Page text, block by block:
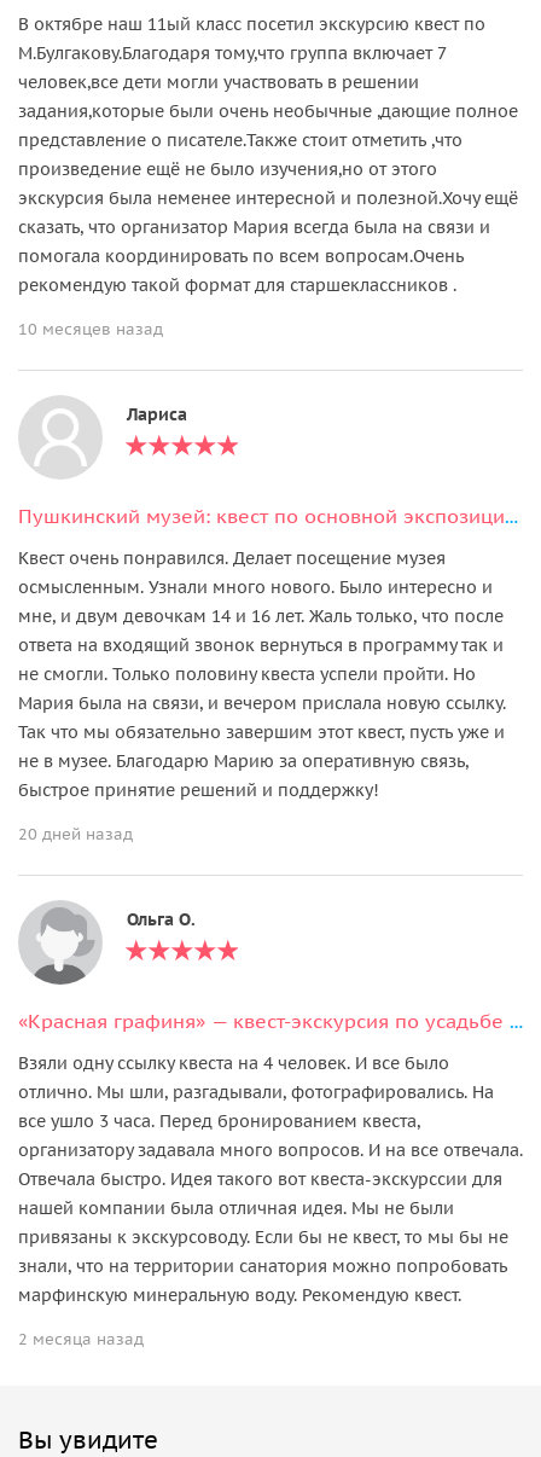
В октябре наш 11ый класс посетил экскурсию квест по
М.Булгакову.Благодаря тому,что группа включает 7
человек,все дети могли участвовать в решении
задания,которые были очень необычные ,дающие полное
представление о писателе.Также стоит отметить ,что
произведение ещё не было изучения,но от этого
экскурсия была неменее интересной и полезной.Хочу ещё
сказать, что организатор Мария всегда была на связи и
помогала координировать по всем вопросам.Очень
рекомендую такой формат для старшеклассников .
10 месяцев назад
Лариса
Пушкинский музей: квест по основной экспозиции (без гида)
Квест очень понравился. Делает посещение музея
осмысленным. Узнали много нового. Было интересно и
мне, и двум девочкам 14 и 16 лет. Жаль только, что после
ответа на входящий звонок вернуться в программу так и
не смогли. Только половину квеста успели пройти. Но
Мария была на связи, и вечером прислала новую ссылку.
Так что мы обязательно завершим этот квест, пусть уже и
не в музее. Благодарю Марию за оперативную связь,
быстрое принятие решений и поддержку!
20 дней назад
Ольга О.
«Красная графиня» — квест-экскурсия по усадьбе Марфино без гида
Взяли одну ссылку квеста на 4 человек. И все было
отлично. Мы шли, разгадывали, фотографировались. На
все ушло 3 часа. Перед бронированием квеста,
организатору задавала много вопросов. И на все отвечала.
Отвечала быстро. Идея такого вот квеста-экскурссии для
нашей компании была отличная идея. Мы не были
привязаны к экскурсоводу. Если бы не квест, то мы бы не
знали, что на территории санатория можно попробовать
марфинскую минеральную воду. Рекомендую квест.
2 месяца назад
Вы увидите